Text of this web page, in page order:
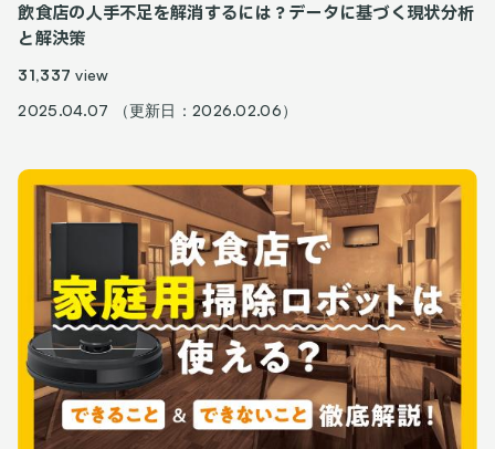
飲食店の人手不足を解消するには？データに基づく現状分析
と解決策
31,337view
2025.04.07 （更新日：2026.02.06）